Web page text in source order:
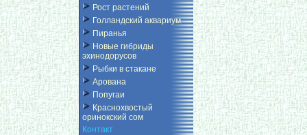
Рост растений
Голландский аквариум
Пиранья
Новые гибриды
эхинодорусов
Рыбки в стакане
Арована
Попугаи
Краснохвостый
оринокский сом
Контакт